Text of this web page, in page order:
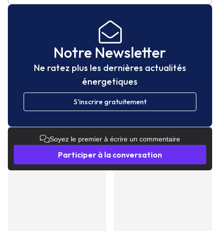
Notre Newsletter
Ne ratez plus les dernières actualités
énergetiques
S'inscrire gratuitement
Soyez le premier à écrire un commentaire
Participer à la conversation